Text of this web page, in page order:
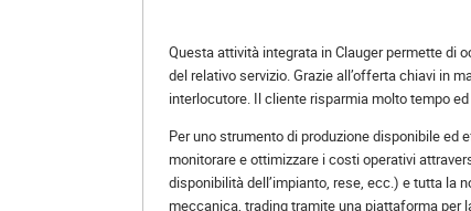
Questa attività integrata in Clauger permette di
del relativo servizio. Grazie all’offerta chiavi in
interlocutore. Il cliente risparmia molto tempo
Per uno strumento di produzione disponibile ed
monitorare e ottimizzare i costi operativi
disponibilità dell’impianto, rese, ecc.) e tutta la
meccanica, trading tramite una piattaforma per